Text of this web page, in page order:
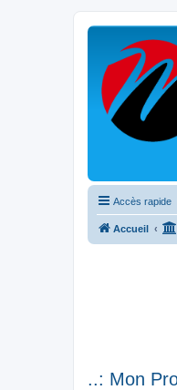
Accès rapide
Accueil
..: Mon